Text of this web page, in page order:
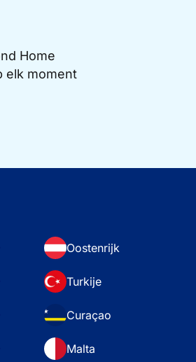
Home
elk moment
Oostenrijk
Turkije
Curaçao
Malta